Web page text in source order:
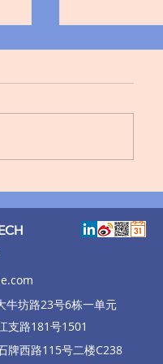
客户的个人
牛坊路23号6栋一单元
支路181号1501
路115号二楼C238